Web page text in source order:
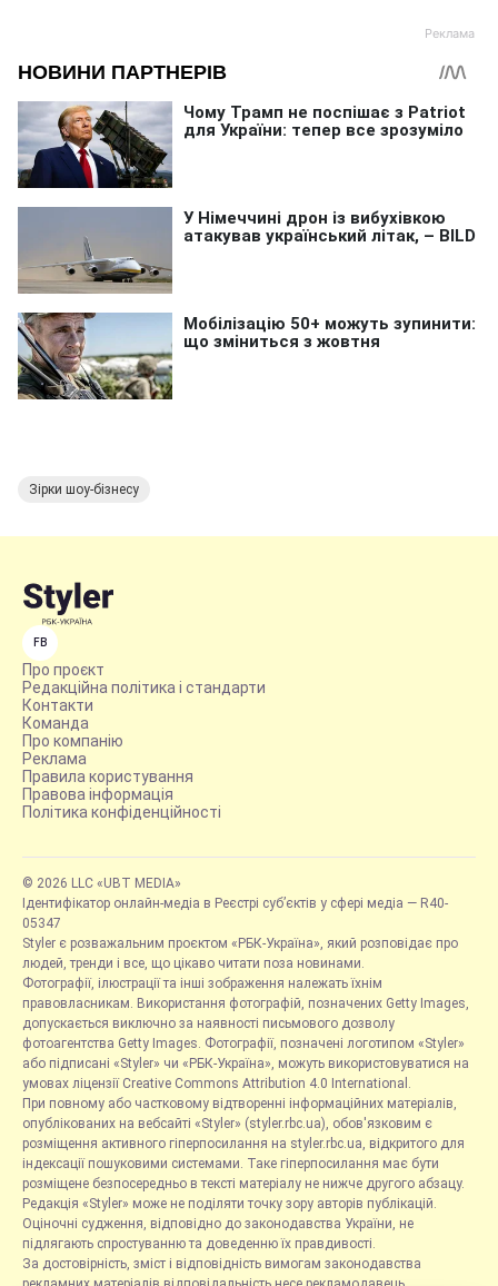
Зірки шоу-бізнесу
FB
Про проєкт
Редакційна політика і стандарти
Контакти
Команда
Про компанію
Реклама
Правила користування
Правова інформація
Політика конфіденційності
© 2026 LLC «UBT MEDIA»
Ідентифікатор онлайн-медіа в Реєстрі суб’єктів у сфері медіа — R40-
05347
Styler є розважальним проєктом «РБК-Україна», який розповідає про
людей, тренди і все, що цікаво читати поза новинами.
Фотографії, ілюстрації та інші зображення належать їхнім
правовласникам. Використання фотографій, позначених Getty Images,
допускається виключно за наявності письмового дозволу
фотоагентства Getty Images. Фотографії, позначені логотипом «Styler»
або підписані «Styler» чи «РБК-Україна», можуть використовуватися на
умовах ліцензії Creative Commons Attribution 4.0 International.
При повному або частковому відтворенні інформаційних матеріалів,
опублікованих на вебсайті «Styler» (styler.rbc.ua), обов'язковим є
розміщення активного гіперпосилання на styler.rbc.ua, відкритого для
індексації пошуковими системами. Таке гіперпосилання має бути
розміщене безпосередньо в тексті матеріалу не нижче другого абзацу.
Редакція «Styler» може не поділяти точку зору авторів публікацій.
Оціночні судження, відповідно до законодавства України, не
підлягають спростуванню та доведенню їх правдивості.
За достовірність, зміст і відповідність вимогам законодавства